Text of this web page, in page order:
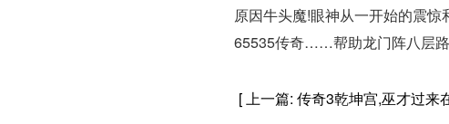
原因牛头魔!眼神从一开始的震
65535传奇……帮助龙门阵八层路
[ 上一篇: 传奇3乾坤宫,巫才过来